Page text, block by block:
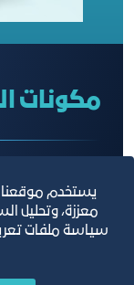
مكونات
يستخدم موقعنا
معززة، وتحليل
سياسة ملفات